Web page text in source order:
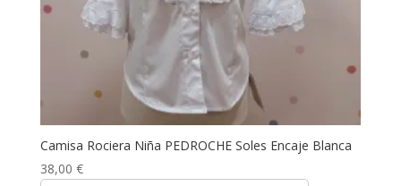
Camisa Rociera Niña PEDROCHE Soles Encaje Blanca
38,00 €